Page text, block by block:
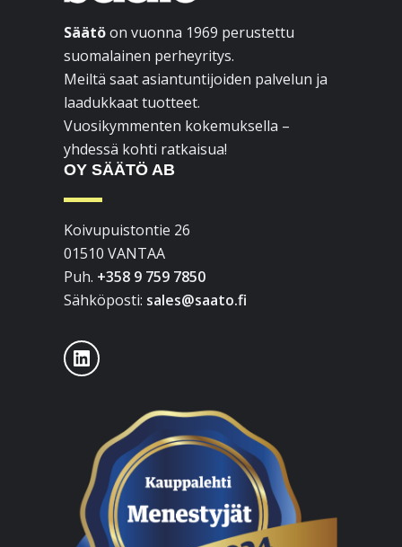
Säätöon vuonna 1969 perustettu
suomalainen perheyritys.
Meiltä saat asiantuntijoiden palvelun ja
laadukkaat tuotteet.
Vuosikymmenten kokemuksella –
yhdessä kohti ratkaisua!
OY SÄÄTÖ AB
Koivupuistontie 26
01510 VANTAA
Puh. +358 9 759 7850
Sähköposti: sales@saato.fi
LinkedIn